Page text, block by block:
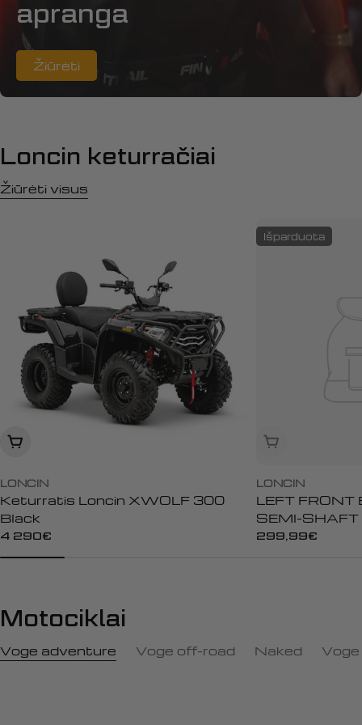
apranga
Žiūrėti
Loncin keturračiai
Žiūrėti visus
Įdėti į krepšelį
LONCIN
Keturratis Loncin XWOLF 300
Black
Įprasta
4 290€
Išparduota
Išparduota
LONCIN
LEFT FRONT
SEMI-
0001
Įprasta
299,99€
Motociklai
Voge adventure Voge off-road Naked